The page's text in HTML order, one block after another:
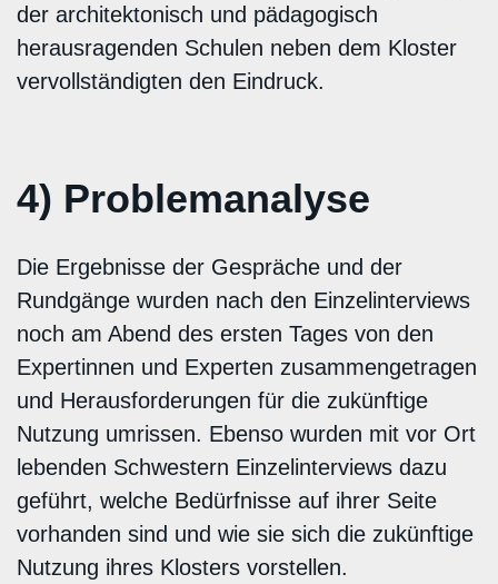
der architektonisch und pädagogisch
herausragenden Schulen neben dem Kloster
vervollständigten den Eindruck.
4) Problemanalyse
Die Ergebnisse der Gespräche und der
Rundgänge wurden nach den Einzelinterviews
noch am Abend des ersten Tages von den
Expertinnen und Experten zusammengetragen
und Herausforderungen für die zukünftige
Nutzung umrissen. Ebenso wurden mit vor Ort
lebenden Schwestern Einzelinterviews dazu
geführt, welche Bedürfnisse auf ihrer Seite
vorhanden sind und wie sie sich die zukünftige
Nutzung ihres Klosters vorstellen.